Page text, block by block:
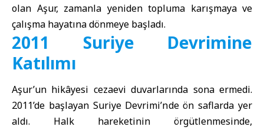
olan Aşur, zamanla yeniden topluma karışmaya ve
çalışma hayatına dönmeye başladı.
2011 Suriye Devrimine
Katılımı
Aşur’un hikâyesi cezaevi duvarlarında sona ermedi.
2011’de başlayan Suriye Devrimi’nde ön saflarda yer
aldı. Halk hareketinin örgütlenmesinde,